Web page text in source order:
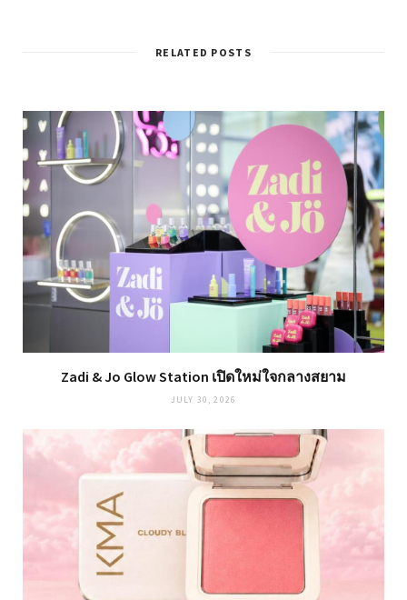
RELATED POSTS
Zadi & Jo Glow Station เปิดใหม่ใจกลางสยาม
JULY 30, 2026